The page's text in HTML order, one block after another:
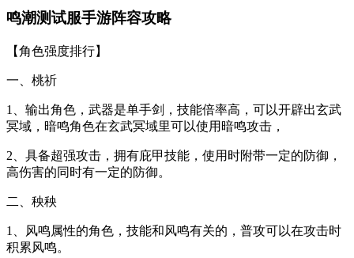
鸣潮测试服手游阵容攻略
【角色强度排行】
一、桃祈
1、输出角色，武器是单手剑，技能倍率高，可以开辟出玄武
冥域，暗鸣角色在玄武冥域里可以使用暗鸣攻击，
2、具备超强攻击，拥有庇甲技能，使用时附带一定的防御，
高伤害的同时有一定的防御。
二、秧秧
1、风鸣属性的角色，技能和风鸣有关的，普攻可以在攻击时
积累风鸣。